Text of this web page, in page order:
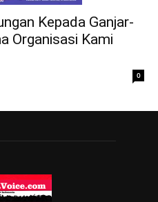
Kepada Ganjar-
Organisasi Kami
0